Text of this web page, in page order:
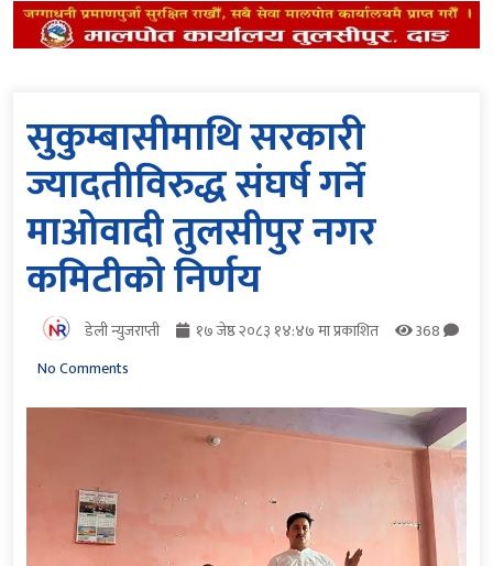
सुकुम्बासीमाथि सरकारी
ज्यादतीविरुद्ध संघर्ष गर्ने
माओवादी तुलसीपुर नगर
कमिटीको निर्णय
डेली न्युजराप्ती १७ जेष्ठ २०८३ १४:४७ मा प्रकाशित
368
No Comments